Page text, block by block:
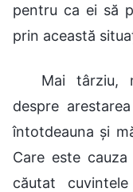
pentru ca ei să
prin această
Mai târziu,
despre
întotdeauna și
Care este
căutat